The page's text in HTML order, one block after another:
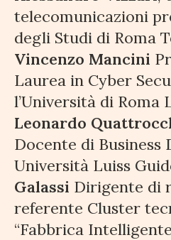
telecomunicazioni
degli Studi di Roma
Vincenzo Mancini
Laurea in Cyber
l’Università di Roma
Leonardo
Docente di Business
Università Luiss
Galassi Dirigente di
referente Cluster
“Fabbrica